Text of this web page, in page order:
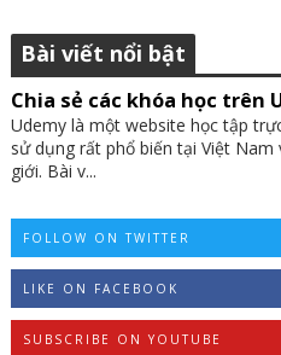
Bài viết nổi bật
Chia sẻ các khóa học trên
Udemy là một website học tập
sử dụng rất phổ biến tại Việt
giới. Bài v...
FOLLOW ON TWITTER
LIKE ON FACEBOOK
SUBSCRIBE ON YOUTUBE